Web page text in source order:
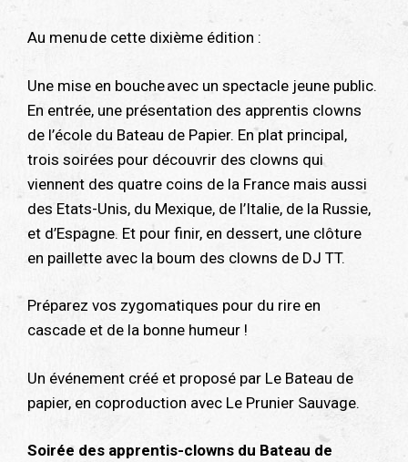
Au menu de cette dixième édition :
Une mise en bouche avec un spectacle jeune public.
En entrée, une présentation des apprentis clowns
de l’école du Bateau de Papier. En plat principal,
trois soirées pour découvrir des clowns qui
viennent des quatre coins de la France mais aussi
des Etats-Unis, du Mexique, de l’Italie, de la Russie,
et d’Espagne. Et pour finir, en dessert, une clôture
en paillette avec la boum des clowns de DJ TT.
Préparez vos zygomatiques pour du rire en
cascade et de la bonne humeur !
Un événement créé et proposé par Le Bateau de
papier, en coproduction avec Le Prunier Sauvage.
Soirée des apprentis-clowns du Bateau de